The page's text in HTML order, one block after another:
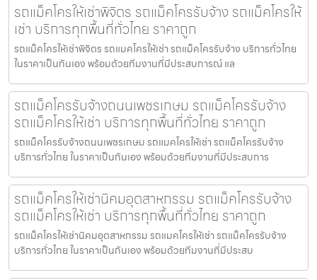
รถแม็คโครให้เช่าพิจิตร รถแม็คโครรับจ้าง รถแม็คโครให้
เช่า บริการทุกพื้นที่ทั่วไทย ราคาถูก
รถแม็คโครให้เช่าพิจิตร รถแมคโครให้เช่า รถแม็คโครรับจ้าง บริการทั่วไทย
ในราคาเป็นกันเอง พร้อมด้วยทีมงานที่มีประสบการณ์ แล
รถแม็คโครรับจ้างถนนเพชรเกษม รถแม็คโครรับจ้าง
รถแม็คโครให้เช่า บริการทุกพื้นที่ทั่วไทย ราคาถูก
รถแม็คโครรับจ้างถนนเพชรเกษม รถแมคโครให้เช่า รถแม็คโครรับจ้าง
บริการทั่วไทย ในราคาเป็นกันเอง พร้อมด้วยทีมงานที่มีประสบการ
รถแม็คโครให้เช่านิคมอุตสาหกรรม รถแม็คโครรับจ้าง
รถแม็คโครให้เช่า บริการทุกพื้นที่ทั่วไทย ราคาถูก
รถแม็คโครให้เช่านิคมอุตสาหกรรม รถแมคโครให้เช่า รถแม็คโครรับจ้าง
บริการทั่วไทย ในราคาเป็นกันเอง พร้อมด้วยทีมงานที่มีประสบ